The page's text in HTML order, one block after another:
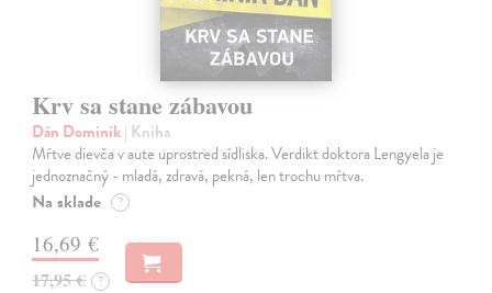
Krv sa stane zábavou
Dán Dominik| Kniha
Mŕtve dievča v aute uprostred sídliska. Verdikt doktora Lengyela je
jednoznačný - mladá, zdravá, pekná, len trochu mŕtva.
Na sklade ?
16,69 €
17,95 € ?